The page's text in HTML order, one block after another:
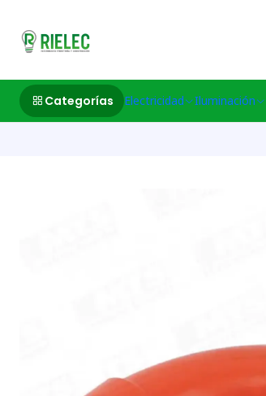
Categorías Electricidad Iluminación